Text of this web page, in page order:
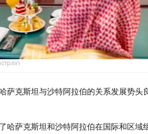
萨克斯坦与沙特阿拉伯的关系发展势
哈萨克斯坦和沙特阿拉伯在国际和区